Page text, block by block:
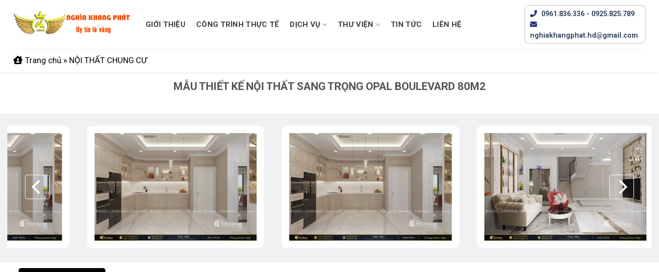
content
GIỚI THIỆU CÔNG TRÌNH THỰC TẾ DỊCH VỤ THƯ VIỆN TIN TỨC LIÊN HỆ
0961.836.336 - 0925.825.789
nghiakhangphat.hd@gmail.com
Trang chủ » NỘI THẤT CHUNG CƯ
MẪU THIẾT KẾ NỘI THẤT SANG TRỌNG OPAL BOULEVARD 80M2